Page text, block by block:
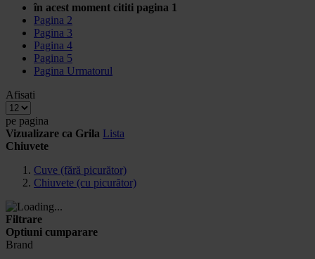
în acest moment cititi pagina 1
Pagina 2
Pagina 3
Pagina 4
Pagina 5
Pagina Urmatorul
Afisati
pe pagina
Vizualizare ca Grila Lista
Chiuvete
Cuve (fără picurător)
Chiuvete (cu picurător)
Filtrare
Optiuni cumparare
Brand